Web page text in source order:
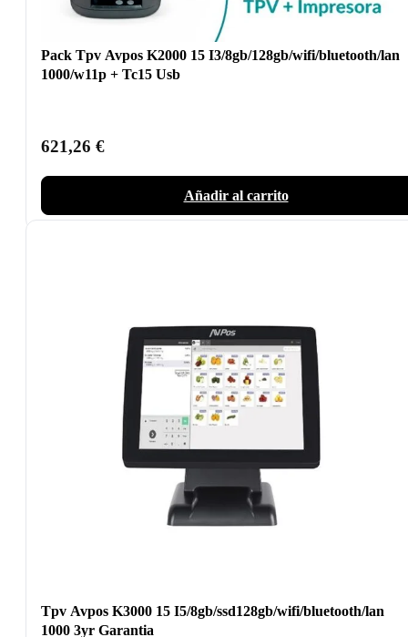
Pack Tpv Avpos K2000 15 I3/8gb/128gb/wifi/bluetooth/lan
1000/w11p + Tc15 Usb
621,26 €
Añadir al carrito
Tpv Avpos K3000 15 I5/8gb/ssd128gb/wifi/bluetooth/lan
1000 3yr Garantia